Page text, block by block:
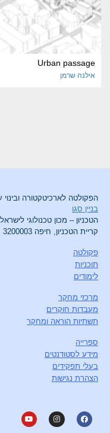
Urban passage
אילנה שרמן
הפקולטה לארכיטקטורה ובינוי
בניין סגו
הטכניון – מכון טכנולוגי לישראל
קריית הטכניון, חיפה 3200003
פקולטה
תוכניות
לימודים
מרכזי מחקר
מעבדות חוקרים
תשתיות הוראה ומחקר
ספרייה
מידע לסטודנטים
בעלי תפקידים
הצהרת נגישות